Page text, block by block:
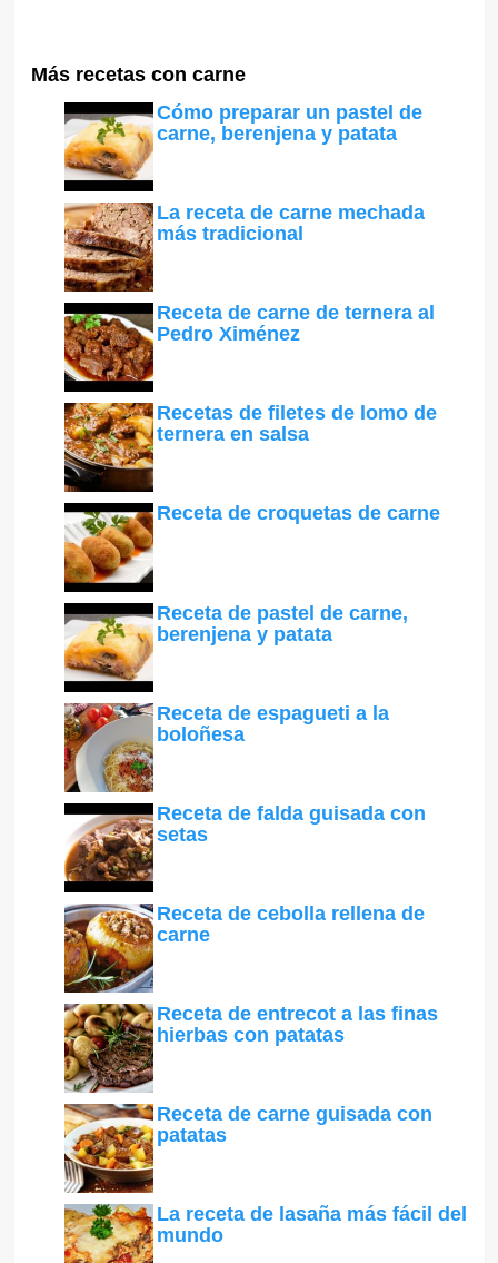
Más recetas con carne
Cómo preparar un pastel de
carne, berenjena y patata
La receta de carne mechada
más tradicional
Receta de carne de ternera al
Pedro Ximénez
Recetas de filetes de lomo de
ternera en salsa
Receta de croquetas de carne
Receta de pastel de carne,
berenjena y patata
Receta de espagueti a la
boloñesa
Receta de falda guisada con
setas
Receta de cebolla rellena de
carne
Receta de entrecot a las finas
hierbas con patatas
Receta de carne guisada con
patatas
La receta de lasaña más fácil del
mundo